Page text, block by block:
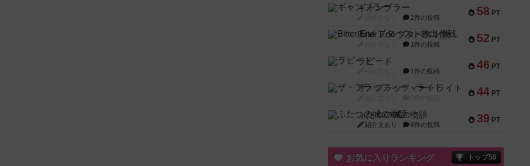
58 PT
ギャンブラー
2件の投稿
52 PT
Bitter End ブタペスト救出作戦
1件の投稿
46 PT
ラピード
1件の投稿
44 PT
ザ・フラッフィー・ライト
39 PT
ふたつの城の物語
紹介文あり 6件の投稿
お気に入りランキング トップ50